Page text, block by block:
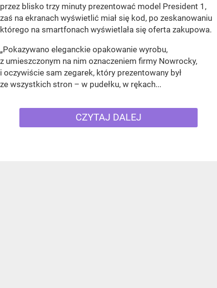
przez blisko trzy minuty prezentować model President 1,
zaś na ekranach wyświetlić miał się kod, po zeskanowaniu
którego na smartfonach wyświetlała się oferta zakupowa.
„Pokazywano eleganckie opakowanie wyrobu,
z umieszczonym na nim oznaczeniem firmy Nowrocky,
i oczywiście sam zegarek, który prezentowany był
ze wszystkich stron – w pudełku, w rękach...
CZYTAJ DALEJ